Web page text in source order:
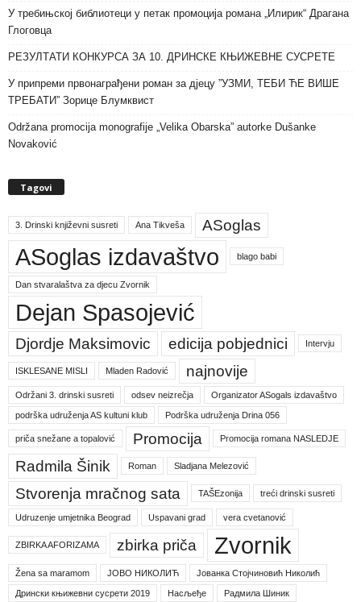
У требињској библиотеци у петак промоција романа „Илирик“ Драгана
Глоговца
РЕЗУЛТАТИ КОНКУРСА ЗА 10. ДРИНСКЕ КЊИЖЕВНЕ СУСРЕТЕ
У припреми првонаграђени роман за дјецу ”УЗМИ, ТЕБИ ЋЕ ВИШЕ
ТРЕБАТИ” Зорице Блумквист
Održana promocija monografije „Velika Obarska” autorke Dušanke
Novaković
Tagovi
3. Drinski književni susreti Ana Tikveša ASoglas
ASoglas izdavaštvo blago babi
Dan stvaralaštva za djecu Zvornik
Dejan Spasojević
Djordje Maksimovic edicija pobjednici Intervju
ISKLESANE MISLI Mladen Radović najnovije
Održani 3. drinski susreti odsev neizrečja Organizator ASogals izdavaštvo
podrška udruženja AS kultuni klub Podrška udruženja Drina 056
priča snežane a topalović Promocija Promocija romana NASLEDJE
Radmila Šinik Roman Sladjana Melezović
Stvorenja mračnog sata TAŠEzonija treći drinski susreti
Udruzenje umjetnika Beograd Uspavani grad vera cvetanović
ZBIRKA AFORIZAMA zbirka priča Zvornik
Žena sa maramom ЈОВО НИКОЛИЋ Јованка Стојчиновић Николић
Дрински књижевни сусрети 2019 Насљеђе Радмила Шиник